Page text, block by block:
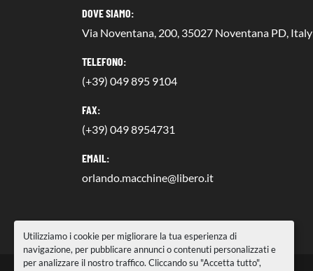
Utilizziamo i cookie per migliorare la tua esperienza di
navigazione, per pubblicare annunci o contenuti personalizzati e
per analizzare il nostro traffico. Cliccando su "Accetta tutto",
DOVE SIAMO:
Via Noventana, 200, 35027 Noventana PD, Italy
TELEFONO:
(+39) 049 895 9104
FAX:
(+39) 049 8954731
EMAIL:
orlando.macchine@libero.it